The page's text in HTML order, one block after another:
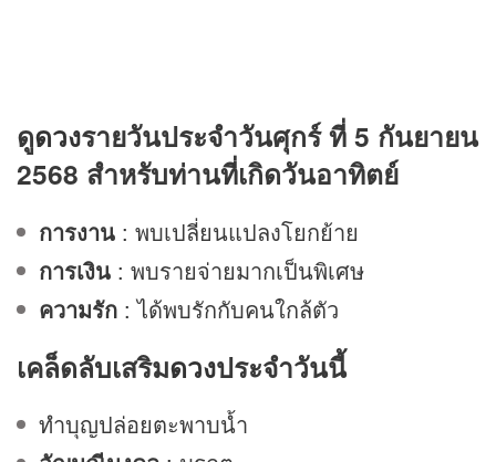
ดูดวงรายวันประจำวันศุกร์ ที่ 5 กันยายน
2568 สำหรับท่านที่เกิดวันอาทิตย์
การงาน : พบเปลี่ยนแปลงโยกย้าย
การเงิน : พบรายจ่ายมากเป็นพิเศษ
ความรัก : ได้พบรักกับคนใกล้ตัว
เคล็ดลับเสริมดวงประจำวันนี้
ทำบุญปล่อยตะพาบน้ำ